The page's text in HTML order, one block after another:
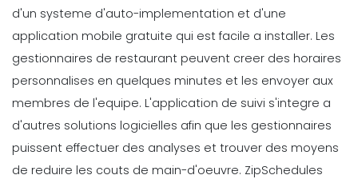
d'un systeme d'auto-implementation et d'une
application mobile gratuite qui est facile a installer. Les
gestionnaires de restaurant peuvent creer des horaires
personnalises en quelques minutes et les envoyer aux
membres de l'equipe. L'application de suivi s'integre a
d'autres solutions logicielles afin que les gestionnaires
puissent effectuer des analyses et trouver des moyens
de reduire les couts de main-d'oeuvre. ZipSchedules